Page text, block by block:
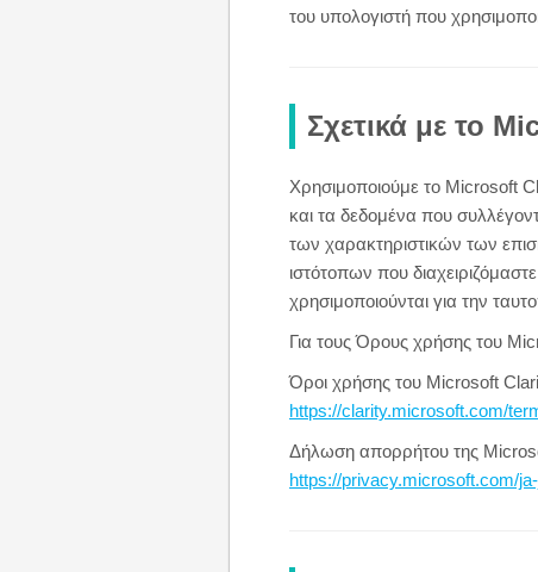
του υπολογιστή που
Σχετικά με το
Χρησιμοποιούμε το Microsoft
και τα δεδομένα που
των χαρακτηριστικών των
ιστότοπων που
χρησιμοποιούνται για την
Για τους Όρους χρήσης του
Όροι χρήσης του Microsoft
https://clarity.microsoft.com/
Δήλωση απορρήτου της
https://privacy.microsoft.com/